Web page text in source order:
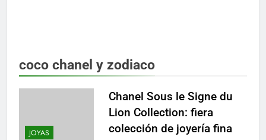
coco chanel y zodiaco
JOYAS
Chanel Sous le Signe du
Lion Collection: fiera
colección de joyería fina